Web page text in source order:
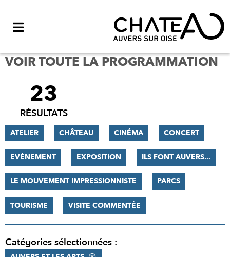
VOIR TOUTE LA PROGRAMMATION
FILTRER
RÉSULTATS
23
RÉSULTATS
ATELIER CHÂTEAU CINÉMA CONCERT
EVÈNEMENT EXPOSITION ILS FONT AUVERS...
LE MOUVEMENT IMPRESSIONNISTE PARCS
TOURISME VISITE COMMENTÉE
Catégories sélectionnées :